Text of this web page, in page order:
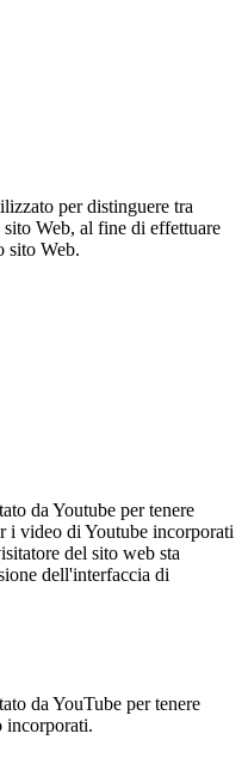
per distinguere tra
Web, al fine di effettuare
sito Web.
da Youtube per tenere
i video di Youtube incorporati
del sito web sta
dell'interfaccia di
da YouTube per tenere
incorporati.